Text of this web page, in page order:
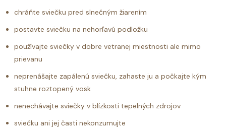
chráňte sviečku pred slnečným žiarením
postavte sviečku na nehorľavú podložku
používajte sviečky v dobre vetranej miestnosti ale mimo
prievanu
neprenášajte zapálenú sviečku, zahaste ju a počkajte kým
stuhne roztopený vosk
nenechávajte sviečky v blízkosti tepelných zdrojov
sviečku ani jej časti nekonzumujte